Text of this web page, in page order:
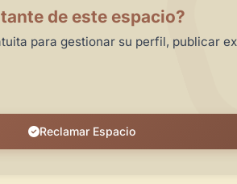
de este espacio?
para gestionar su perfil, publicar
Reclamar Espacio